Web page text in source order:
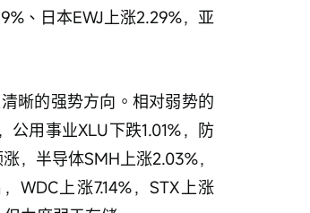
、日本EWJ上涨2.29%，亚
晰的强势方向。相对弱势的
公用事业XLU下跌1.01%，防
，半导体SMH上涨2.03%，
WDC上涨7.14%，STX上涨